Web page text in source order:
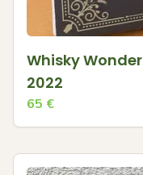
Whisky
2022
65 €